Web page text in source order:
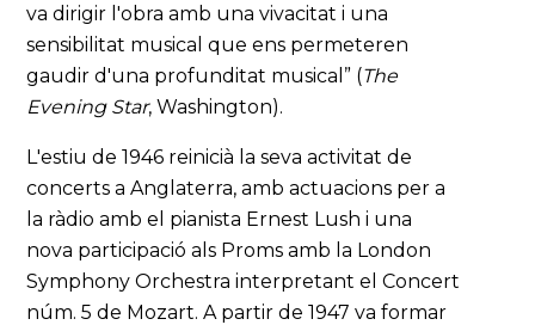
va dirigir l'obra amb una vivacitat i una
sensibilitat musical que ens permeteren
gaudir d'una profunditat musical” (The
Evening Star, Washington).
L'estiu de 1946 reinicià la seva activitat de
concerts a Anglaterra, amb actuacions per a
la ràdio amb el pianista Ernest Lush i una
nova participació als Proms amb la London
Symphony Orchestra interpretant el Concert
núm. 5 de Mozart. A partir de 1947 va formar